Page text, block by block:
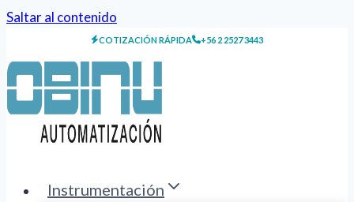
Saltar al contenido
COTIZACIÓN RÁPIDA +56 2 2527 3443
Instrumentación